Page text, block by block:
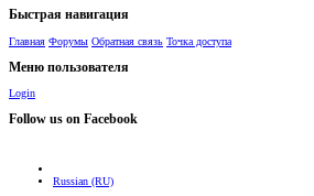
Быстрая навигация
Главная Форумы Обратная связь Точка доступа
Меню пользователя
Login
Follow us on Facebook
Russian (RU)